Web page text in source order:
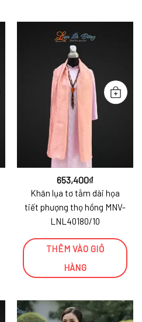
653,400₫
Khăn lụa tơ tằm dài họa
tiết phượng thọ hồng MNV-
LNL40180/10
THÊM VÀO GIỎ
HÀNG